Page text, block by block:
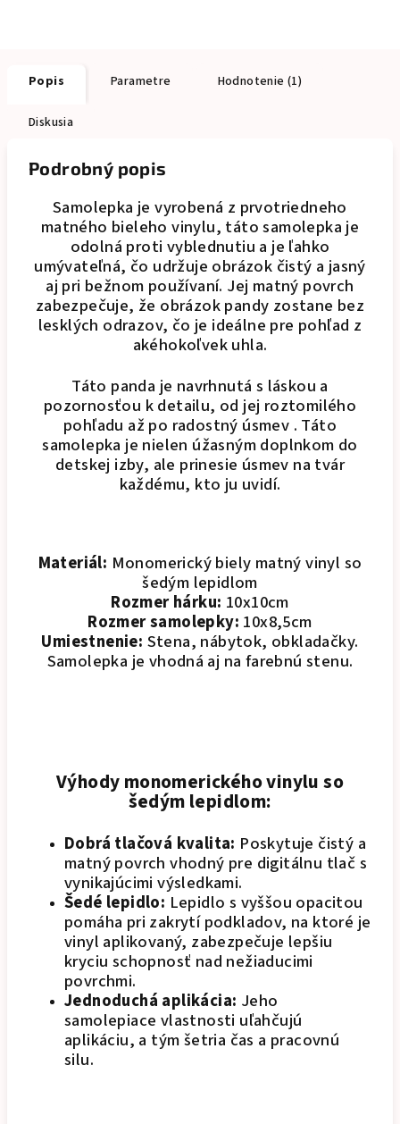
Popis Parametre Hodnotenie (1)
Diskusia
Podrobný popis
Samolepka je vyrobená z prvotriedneho
matného bieleho vinylu, táto samolepka je
odolná proti vyblednutiu a je ľahko
umývateľná, čo udržuje obrázok čistý a jasný
aj pri bežnom používaní. Jej matný povrch
zabezpečuje, že obrázok pandy zostane bez
lesklých odrazov, čo je ideálne pre pohľad z
akéhokoľvek uhla.
Táto panda je navrhnutá s láskou a
pozornosťou k detailu, od jej roztomilého
pohľadu až po radostný úsmev . Táto
samolepka je nielen úžasným doplnkom do
detskej izby, ale prinesie úsmev na tvár
každému, kto ju uvidí.
Materiál: Monomerický biely matný vinyl so
šedým lepidlom
Rozmer hárku: 10x10cm
Rozmer samolepky: 10x8,5cm
Umiestnenie: Stena, nábytok, obkladačky.
Samolepka je vhodná aj na farebnú stenu.
Výhody monomerického vinylu so
šedým lepidlom:
Dobrá tlačová kvalita: Poskytuje čistý a
matný povrch vhodný pre digitálnu tlač s
vynikajúcimi výsledkami.
Šedé lepidlo: Lepidlo s vyššou opacitou
pomáha pri zakrytí podkladov, na ktoré je
vinyl aplikovaný, zabezpečuje lepšiu
kryciu schopnosť nad nežiaducimi
povrchmi.
Jednoduchá aplikácia: Jeho
samolepiace vlastnosti uľahčujú
aplikáciu, a tým šetria čas a pracovnú
silu.